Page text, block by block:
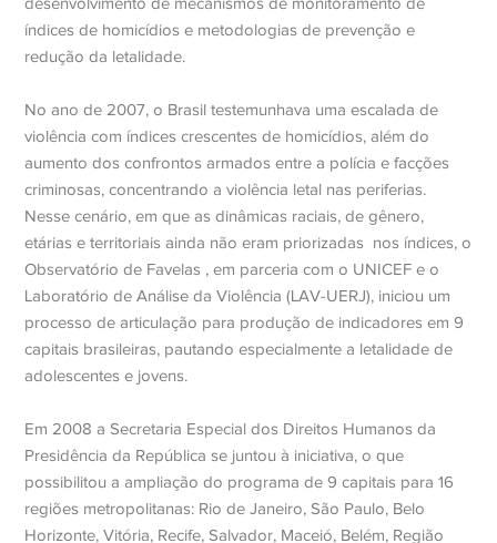
índices de homicídios e metodologias de prevenção e
redução da letalidade.
No ano de 2007, o Brasil testemunhava uma escalada de
violência com índices crescentes de homicídios, além do
aumento dos confrontos armados entre a polícia e facções
criminosas, concentrando a violência letal nas periferias.
Nesse cenário, em que as dinâmicas raciais, de gênero,
etárias e territoriais ainda não eram priorizadas nos índices, o
Observatório de Favelas , em parceria com o UNICEF e o
Laboratório de Análise da Violência (LAV-UERJ), iniciou um
processo de articulação para produção de indicadores em 9
capitais brasileiras, pautando especialmente a letalidade de
adolescentes e jovens.
Em 2008 a Secretaria Especial dos Direitos Humanos da
Presidência da República se juntou à iniciativa, o que
possibilitou a ampliação do programa de 9 capitais para 16
regiões metropolitanas: Rio de Janeiro, São Paulo, Belo
Horizonte, Vitória, Recife, Salvador, Maceió, Belém, Região